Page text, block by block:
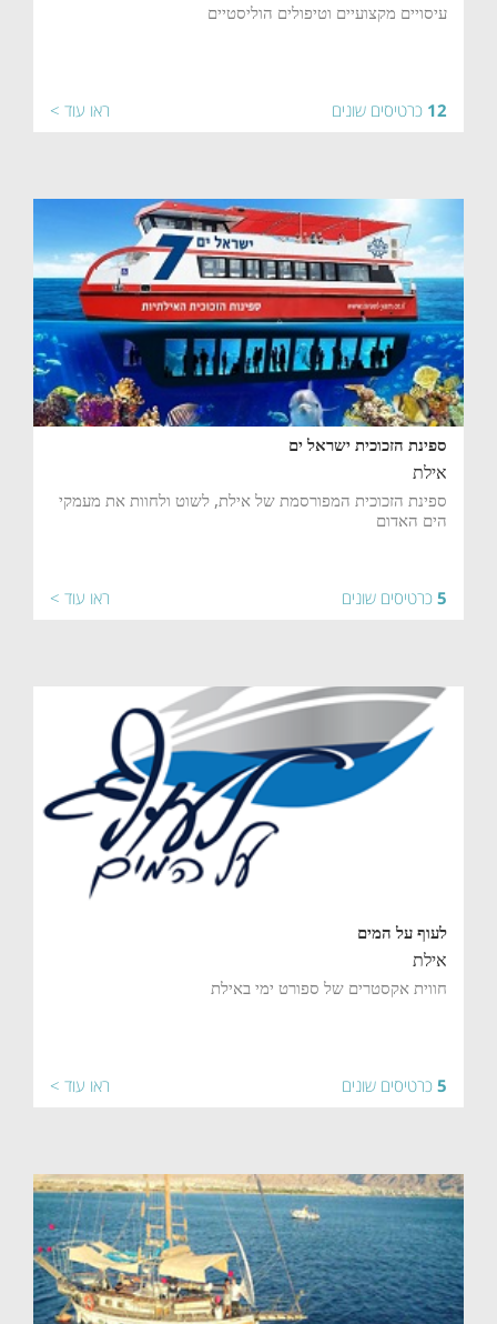
עיסויים מקצועיים וטיפולים הוליסטיים
12 כרטיסים שונים ראו עוד >
ספינת הזכוכית ישראל ים
אילת
ספינת הזכוכית המפורסמת של אילת, לשוט ולחוות את מעמקי
הים האדום
5 כרטיסים שונים ראו עוד >
לעוף על המים
אילת
חווית אקסטרים של ספורט ימי באילת
5 כרטיסים שונים ראו עוד >